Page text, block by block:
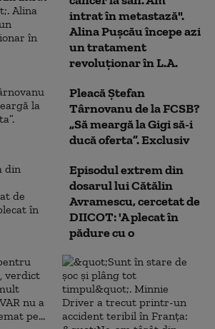
intrat în metastază".
Alina Pușcău începe azi
un tratament
revoluționar în L.A.
Pleacă Ștefan
Târnovanu de la FCSB?
„Să meargă la Gigi să-i
ducă oferta”. Exclusiv
Episodul extrem din
dosarul lui Cătălin
Avramescu, cercetat de
DIICOT: 'A plecat în
pădure cu o